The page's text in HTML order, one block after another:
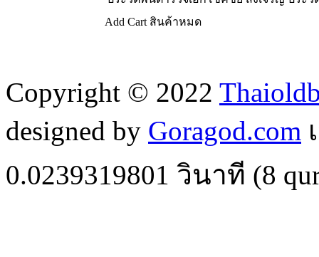
Add Cart สินค้าหมด
Copyright © 2022
designed by Goragod.com
0.0239319801 วินาที (8